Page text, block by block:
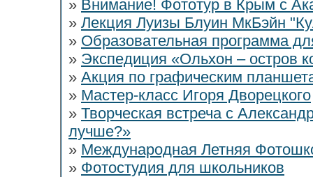
» Внимание! Фототур в Крым с
» Лекция Луизы Блуин МкБэйн
» Образовательная программа
» Экспедиция «Ольхон – остров
» Акция по графическим
» Мастер-класс Игоря Дворецкого
» Творческая встреча с
лучше?»
» Международная Летняя
» Фотостудия для школьников